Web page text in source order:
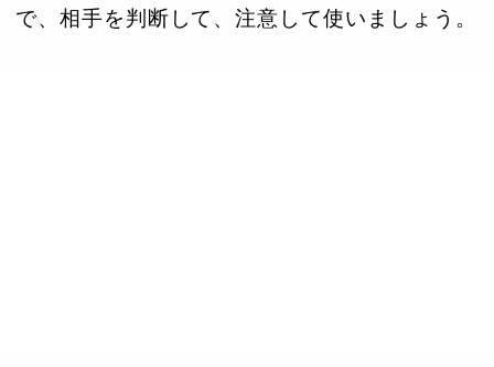
で、相手を判断して、注意して使いましょう。